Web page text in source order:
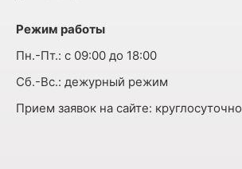
Режим работы
Пн.-Пт.: с 09:00 до 18:00
Cб.-Вс.: дежурный режим
Прием заявок на сайте: круглосуточно